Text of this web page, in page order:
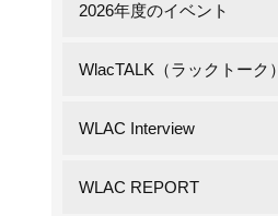
2026年度のイベント
WlacTALK（ラックトーク）
WLAC Interview
WLAC REPORT